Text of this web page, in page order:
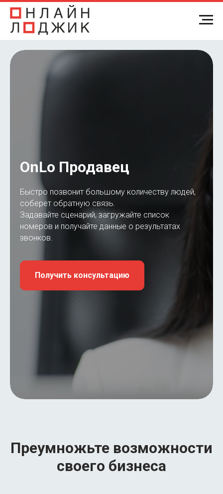
OnLo Продавец
Быстро позвонит большому количеству людей,
соберет обратную связь.
Задавайте сценарий, загружайте список
номеров и получайте данные о результатах
звонков.
Получить консультацию
Преумножьте возможности
своего бизнеса